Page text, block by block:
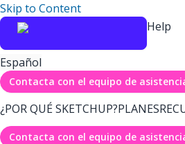
Skip to Content
Help
Español
Contacta con el equipo de
¿POR QUÉ SKETCHUP?PLANES
Contacta con el equipo de